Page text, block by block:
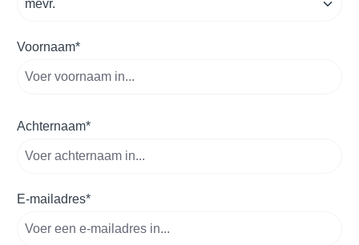
Voornaam*
Achternaam*
E-mailadres*